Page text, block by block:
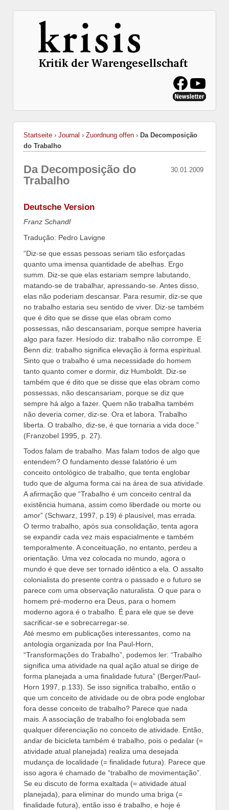
Startseite › Journal › Zuordnung offen › Da Decomposição
do Trabalho
30.01.2009
Da Decomposição do
Trabalho
Deutsche Version
Franz Schandl
Tradução: Pedro Lavigne
“Diz-se que essas pessoas seriam tão esforçadas
quanto uma imensa quantidade de abelhas. Ergo
summ. Diz-se que elas estariam sempre labutando,
matando-se de trabalhar, apressando-se. Antes disso,
elas não poderiam descansar. Para resumir, diz-se que
no trabalho estaria seu sentido de viver. Diz-se também
que é dito que se disse que elas obram como
possessas, não descansariam, porque sempre haveria
algo para fazer. Hesíodo diz: trabalho não corrompe. E
Benn diz: trabalho significa elevação à forma espiritual.
Sinto que o trabalho é uma necessidade do homem
tanto quanto comer e dormir, diz Humboldt. Diz-se
também que é dito que se disse que elas obram como
possessas, não descansariam, porque se diz que
sempre há algo a fazer. Quem não trabalha também
não deveria comer, diz-se. Ora et labora. Trabalho
liberta. O trabalho, diz-se, é que tornaria a vida doce.”
(Franzobel 1995, p. 27).
Todos falam de trabalho. Mas falam todos de algo que
entendem? O fundamento desse falatório é um
conceito ontológico de trabalho, que tenta englobar
tudo que de alguma forma cai na área de sua atividade.
A afirmação que “Trabalho é um conceito central da
existência humana, assim como liberdade ou morte ou
amor” (Schwarz, 1997, p.19) é plausível, mas errada.
O termo trabalho, após sua consolidação, tenta agora
se expandir cada vez mais espacialmente e também
temporalmente. A conceituação, no entanto, perdeu a
orientação. Uma vez colocada no mundo, agora o
mundo é que deve ser tornado idêntico a ela. O assalto
colonialista do presente contra o passado e o futuro se
parece com uma observação naturalista. O que para o
homem pré-moderno era Deus, para o homem
moderno agora é o trabalho. É para ele que se deve
sacrificar-se e sobrecarregar-se.
Até mesmo em publicações interessantes, como na
antologia organizada por Ina Paul-Horn,
“Transformações do Trabalho”, podemos ler: “Trabalho
significa uma atividade na qual ação atual se dirige de
forma planejada a uma finalidade futura” (Berger/Paul-
Horn 1997, p.133). Se isso significa trabalho, então o
que um conceito de atividade ou de obra pode englobar
fora desse conceito de trabalho? Parece que nada
mais. A associação de trabalho foi englobada sem
qualquer diferenciação no conceito de atividade. Então,
andar de bicicleta também é trabalho, pois o pedalar (=
atividade atual planejada) realiza uma desejada
mudança de localidade (= finalidade futura). Parece que
isso agora é chamado de “trabalho de movimentação”.
Se eu discuto de forma exaltada (= atividade atual
planejada), para eliminar do mundo uma briga (=
finalidade futura), então isso é trabalho, e hoje é